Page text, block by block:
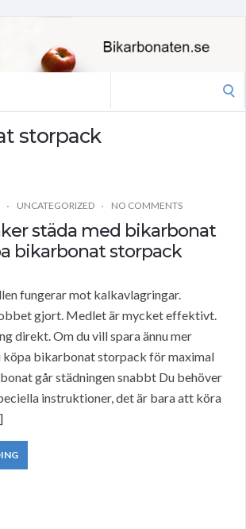
storpack
UNCATEGORIZED NO COMMENTS
städa med bikarbonat
bikarbonat storpack
fungerar mot kalkavlagringar.
gjort. Medlet är mycket effektivt.
direkt. Om du vill spara ännu mer
köpa bikarbonat storpack för maximal
går städningen snabbt Du behöver
instruktioner, det är bara att köra